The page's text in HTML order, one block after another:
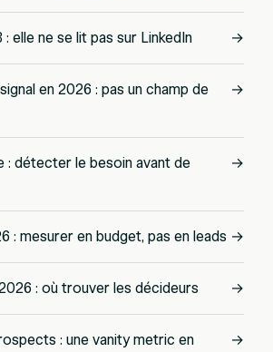
elle ne se lit pas sur LinkedIn →
en 2026 : pas un champ de
→
: détecter le besoin avant de
→
: mesurer en budget, pas en leads →
: où trouver les décideurs →
: une vanity metric en
→